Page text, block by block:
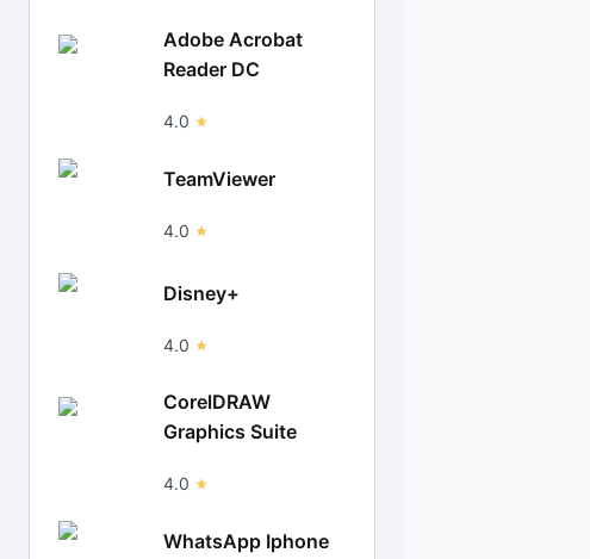
Adobe Acrobat
Reader DC
4.0
TeamViewer
4.0
Disney+
4.0
CorelDRAW
Graphics Suite
4.0
WhatsApp Iphone